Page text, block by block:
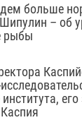
больше
– об
рыбы